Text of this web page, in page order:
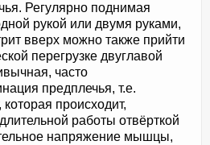
Регулярно поднимая
рукой или двумя руками,
вверх можно также прийти
перегрузке двуглавой
часто
предплечья, т.е.
происходит,
работы отвёрткой
напряжение мышцы,